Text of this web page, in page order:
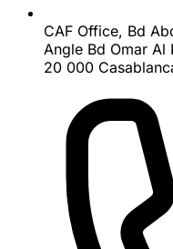
CAF Office, Bd
Angle Bd Omar Al
20 000